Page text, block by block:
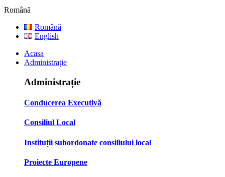
Română
Română
English
Acasa
Administrație
Administrație
Conducerea Executivă
Consiliul Local
Instituții subordonate consiliului local
Proiecte Europene